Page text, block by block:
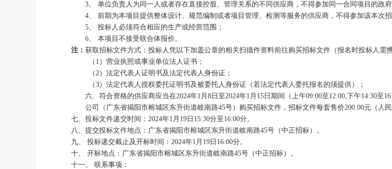
3、 单位负责人为同一人或者存在直接控股、管理关系的不同供应商，不得参加同一合同项目的政
4、 前期为本项目提供整体设计、规范编制或者项目管理、检测等服务的供应商，不得参加该本次
5、 投标人必须符合相应的生产或经营范围；
6、 本项目不接受联合体报价。
注： 获取招标文件方式：投标人凭以下加盖公章的相关扫描件资料前往购买招标文件（报名时投标人需
（ 1）营业执照或事业单位法人证书 ；
（2） 法定代表人证明书及法定代表人身份证 ；
（3） 法定代表人授权委托证明书及被委托人身份证（若法定代表人委托报名的须提供）
；
六、符合资格的供应商应当在2024年1月8日至2024年1月15日 期间（上午09:00至12:00,下午14:30至
公司（ 广东省揭阳市榕城区东升街道岐南路45号）购买招标文件，招标文件每套售价200.00元（人
七、投标文件递交时间： 2024年1 月 19 日 15:30分至 16:00分。
八、提交投标文件地点： 广东省揭阳市榕城区东升街道岐南路45号（中正招标） 。
九、 投标递交截止及开标时间： 2024年1 月 19 日 16:00分。
十、 开标地点： 广东省揭阳市榕城区东升街道岐南路45号（中正招标） 。
十一、
联系事项：